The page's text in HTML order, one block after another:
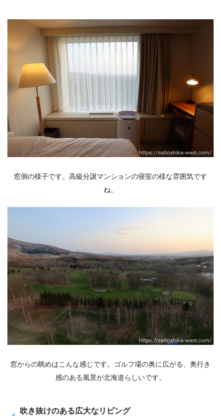
窓側の様子です。高級分譲マンションの寝室の様な雰囲気です
ね。
窓からの眺めはこんな感じです。ゴルフ場の奥に広がる、奥行き
感のある風景が北海道らしいです。
吹き抜けのある広大なリビング